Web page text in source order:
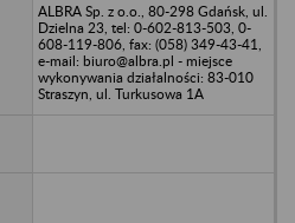
ALBRA Sp. z o.o., 80-298 Gdańsk, ul.
Dzielna 23, tel: 0-602-813-503, 0-
608-119-806, fax: (058) 349-43-41,
e-mail: biuro@albra.pl - miejsce
wykonywania działalności: 83-010
Straszyn, ul. Turkusowa 1A